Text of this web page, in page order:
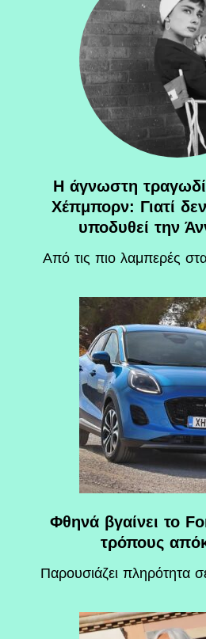
Η άγνωστη
Χέπμπορν: Γιατί
υποδυθεί την
Aπό τις πιο λαμπερές
Φθηνά βγαίνει το
τρόπους
Παρουσιάζει πληρότητα